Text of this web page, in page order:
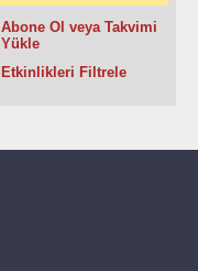
Abone Ol veya Takvimi
Yükle
Etkinlikleri Filtrele